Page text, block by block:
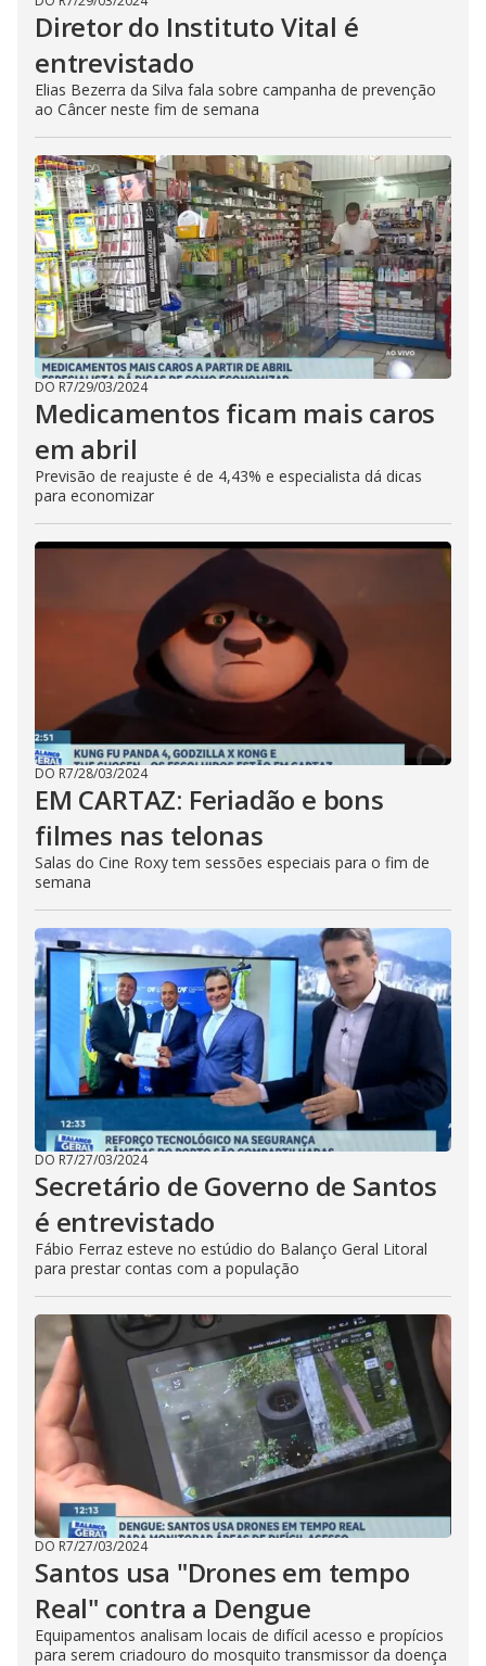
Diretor do Instituto Vital é
entrevistado
Elias Bezerra da Silva fala sobre campanha de prevenção
ao Câncer neste fim de semana
DO R7/29/03/2024
Medicamentos ficam mais caros
em abril
Previsão de reajuste é de 4,43% e especialista dá dicas
para economizar
DO R7/28/03/2024
EM CARTAZ: Feriadão e bons
filmes nas telonas
Salas do Cine Roxy tem sessões especiais para o fim de
semana
DO R7/27/03/2024
Secretário de Governo de Santos
é entrevistado
Fábio Ferraz esteve no estúdio do Balanço Geral Litoral
para prestar contas com a população
DO R7/27/03/2024
Santos usa "Drones em tempo
Real" contra a Dengue
Equipamentos analisam locais de difícil acesso e propícios
para serem criadouro do mosquito transmissor da doença